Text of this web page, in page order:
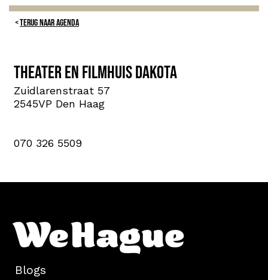
TERUG NAAR AGENDA
Theater en Filmhuis Dakota
Zuidlarenstraat 57
2545VP Den Haag
070 326 5509
Blogs